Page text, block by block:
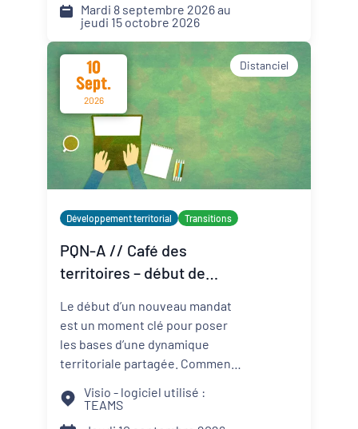
Mardi 8 septembre 2026 au
jeudi 15 octobre 2026
10
Sept.
2026
Distanciel
Développement territorial Transitions
PQN-A // Café des
territoires – début de
technicien au service du
projet de territoire
Le début d’un nouveau mandat
est un moment clé pour poser
les bases d’une dynamique
territoriale partagée. Comment
confiance entre élus et
techniciens ? Comment articuler
Visio - logiciel utilisé :
TEAMS